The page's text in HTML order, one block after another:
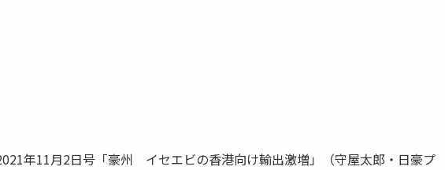
年11月2日号「豪州 イセエビの香港向け輸出激増」（守屋太郎・日豪プ